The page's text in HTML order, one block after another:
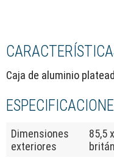
Caja de aluminio
Dimensiones
exteriores
85,5